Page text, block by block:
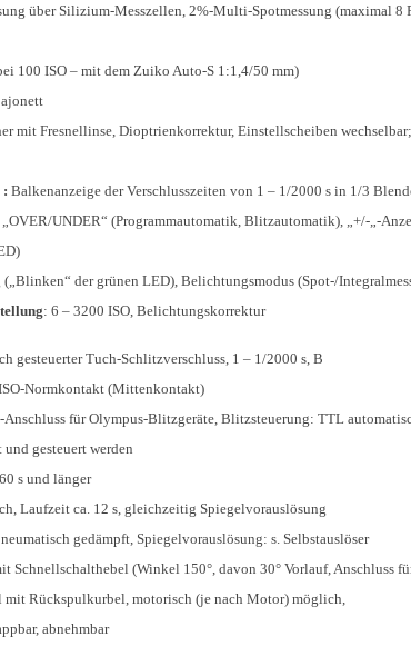
über Silizium-Messzellen, 2%-Multi-Spotmessung (maximal
100 ISO – mit dem Zuiko Auto-S 1:1,4/50 mm)
mit Fresnellinse, Dioptrienkorrektur, Einstellscheiben
: Balkenanzeige der Verschlusszeiten von 1 – 1/2000 s in 1/3
UNDER“ (Programmautomatik, Blitzautomatik), „+/-„-
der grünen LED), Belichtungsmodus (Spot-/
: 6 – 3200 ISO, Belichtungskorrektur
gesteuerter Tuch-Schlitzverschluss, 1 – 1/2000 s, B
Normkontakt (Mittenkontakt)
für Olympus-Blitzgeräte, Blitzsteuerung: TTL
gesteuert werden
s und länger
Laufzeit ca. 12 s, gleichzeitig Spiegelvorauslösung
gedämpft, Spiegelvorauslösung: s. Selbstauslöser
Schnellschalthebel (Winkel 150°, davon 30° Vorlauf, Anschluss
Rückspulkurbel, motorisch (je nach Motor) möglich,
abnehmbar